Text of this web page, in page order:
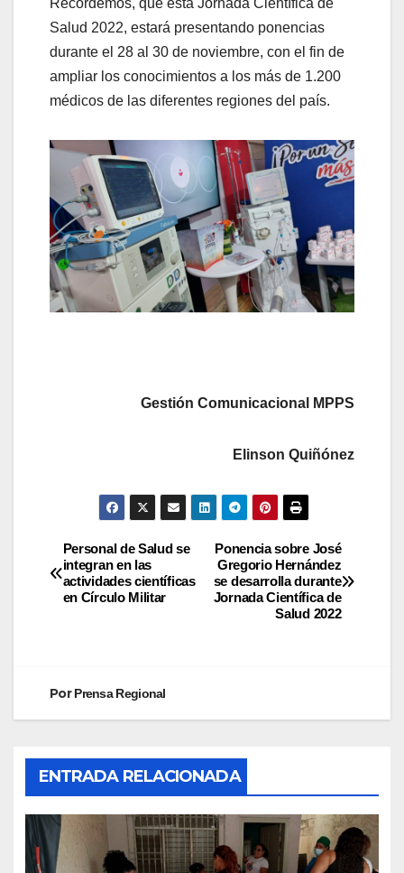
Recordemos, que está Jornada Científica de
Salud 2022, estará presentando ponencias
durante el 28 al 30 de noviembre, con el fin de
ampliar los conocimientos a los más de 1.200
médicos de las diferentes regiones del país.
Gestión Comunicacional MPPS
Elinson Quiñónez
Ponencia sobre José
Gregorio Hernández
se desarrolla durante
Jornada Científica de
Salud 2022
Personal de Salud se
integran en las
actividades científicas
en Círculo Militar
PorPrensa Regional
ENTRADA RELACIONADA